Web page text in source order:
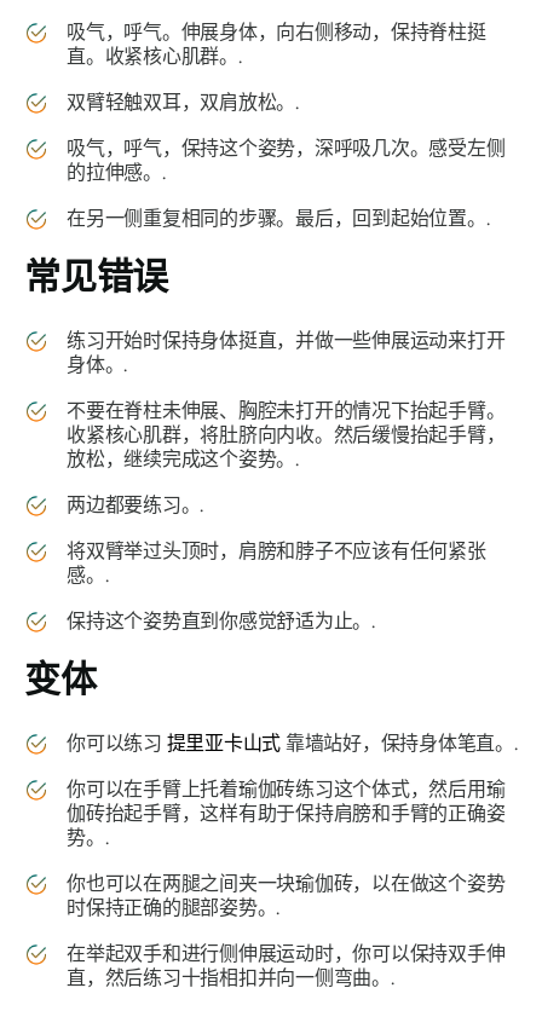
吸气，呼气。伸展身体，向右侧移动，保持脊柱挺
直。收紧核心肌群。.
双臂轻触双耳，双肩放松。.
吸气，呼气，保持这个姿势，深呼吸几次。感受左侧
的拉伸感。.
在另一侧重复相同的步骤。最后，回到起始位置。.
常见错误
练习开始时保持身体挺直，并做一些伸展运动来打开
身体。.
不要在脊柱未伸展、胸腔未打开的情况下抬起手臂。
收紧核心肌群，将肚脐向内收。然后缓慢抬起手臂，
放松，继续完成这个姿势。.
两边都要练习。.
将双臂举过头顶时，肩膀和脖子不应该有任何紧张
感。.
保持这个姿势直到你感觉舒适为止。.
变体
你可以练习 提里亚卡山式 靠墙站好，保持身体笔直。.
你可以在手臂上托着瑜伽砖练习这个体式，然后用瑜
伽砖抬起手臂，这样有助于保持肩膀和手臂的正确姿
势。.
你也可以在两腿之间夹一块瑜伽砖，以在做这个姿势
时保持正确的腿部姿势。.
在举起双手和进行侧伸展运动时，你可以保持双手伸
直，然后练习十指相扣并向一侧弯曲。.